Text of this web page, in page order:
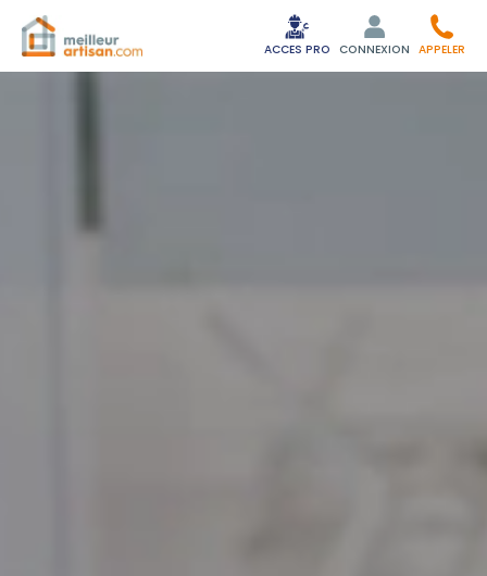
ACCES PRO CONNEXION APPELER